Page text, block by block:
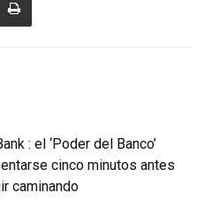
: el ‘Poder del Banco’
cinco minutos antes
caminando